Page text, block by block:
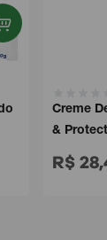
Creme
& Protect ...
R$